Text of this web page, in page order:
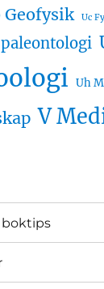
Geofysik Uc
paleontologi
Uh
V
boktips